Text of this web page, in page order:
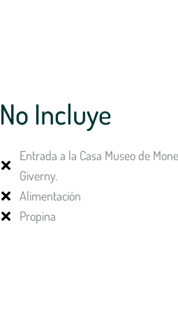
No Incluye
Entrada a la Casa Museo de
Giverny.
Alimentación
Propina